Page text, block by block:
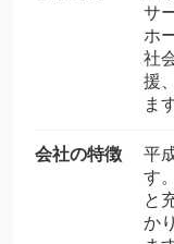
サ
ホ
社
援
ま
会社の特徴
平
す
と
か